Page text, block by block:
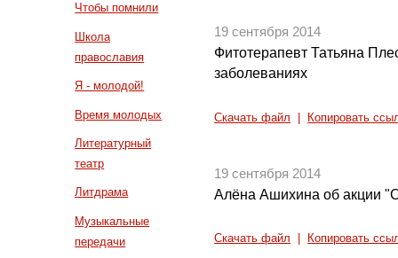
Чтобы помнили
Школа
православия
Я - молодой!
Время молодых
Литературный
театр
Литдрама
Музыкальные
передачи
19 сентября 2014
Фитотерапевт Татьяна
заболеваниях
Скачать файл Копировать
19 сентября 2014
Алёна Ашихина об акции
Скачать файл Копировать